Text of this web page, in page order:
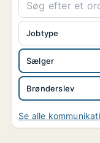
Sælger
Brønderslev
Jobtype
Se alle